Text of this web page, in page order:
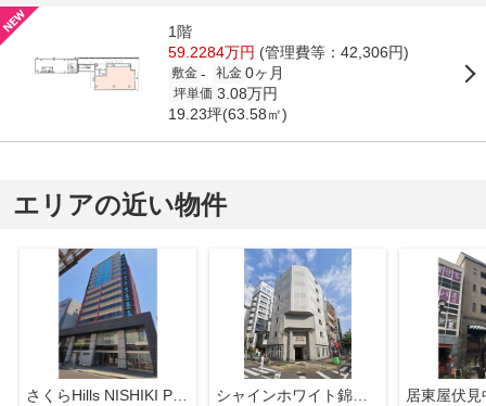
1階
59.2284万円 (管理費等：42,306円)
敷金 - 礼金 0ヶ月
坪単価 3.08万円
19.23坪(63.58㎡)
エリアの近い物件
さくらHills NISHIKI Platinum Residence
シャインホワイト錦ビル【 飲食系おすすめ 】